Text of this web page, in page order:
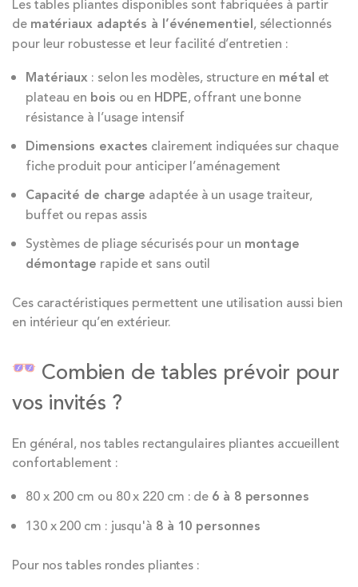
Les tables pliantes disponibles sont fabriquées à partir
de matériaux adaptés à l’événementiel, sélectionnés
pour leur robustesse et leur facilité d’entretien :
Matériaux : selon les modèles, structure en métal et
plateau en bois ou en HDPE, offrant une bonne
résistance à l’usage intensif
Dimensions exactes clairement indiquées sur chaque
fiche produit pour anticiper l’aménagement
Capacité de charge adaptée à un usage traiteur,
buffet ou repas assis
Systèmes de pliage sécurisés pour un montage
démontage rapide et sans outil
Ces caractéristiques permettent une utilisation aussi bien
en intérieur qu’en extérieur.
Combien de tables prévoir pour
vos invités ?
En général, nos tables rectangulaires pliantes accueillent
confortablement :
80 x 200 cm ou 80 x 220 cm : de 6 à 8 personnes
130 x 200 cm : jusqu'à 8 à 10 personnes
Pour nos tables rondes pliantes :